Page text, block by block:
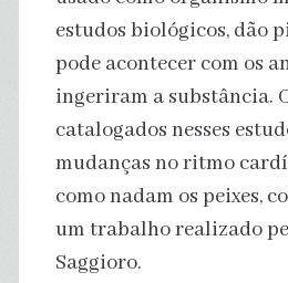
estudos biológicos, dão
pode acontecer com os
ingeriram a substância.
catalogados nesses
mudanças no ritmo
como nadam os peixes,
um trabalho realizado
Saggioro.